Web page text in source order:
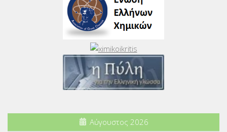
Αύγουστος 2026